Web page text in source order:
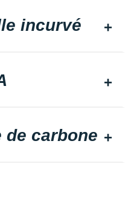
incurvé
de carbone